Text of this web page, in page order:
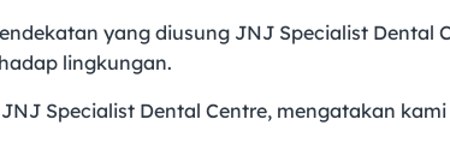
yang diusung JNJ Specialist Dental
lingkungan.
Specialist Dental Centre, mengatakan